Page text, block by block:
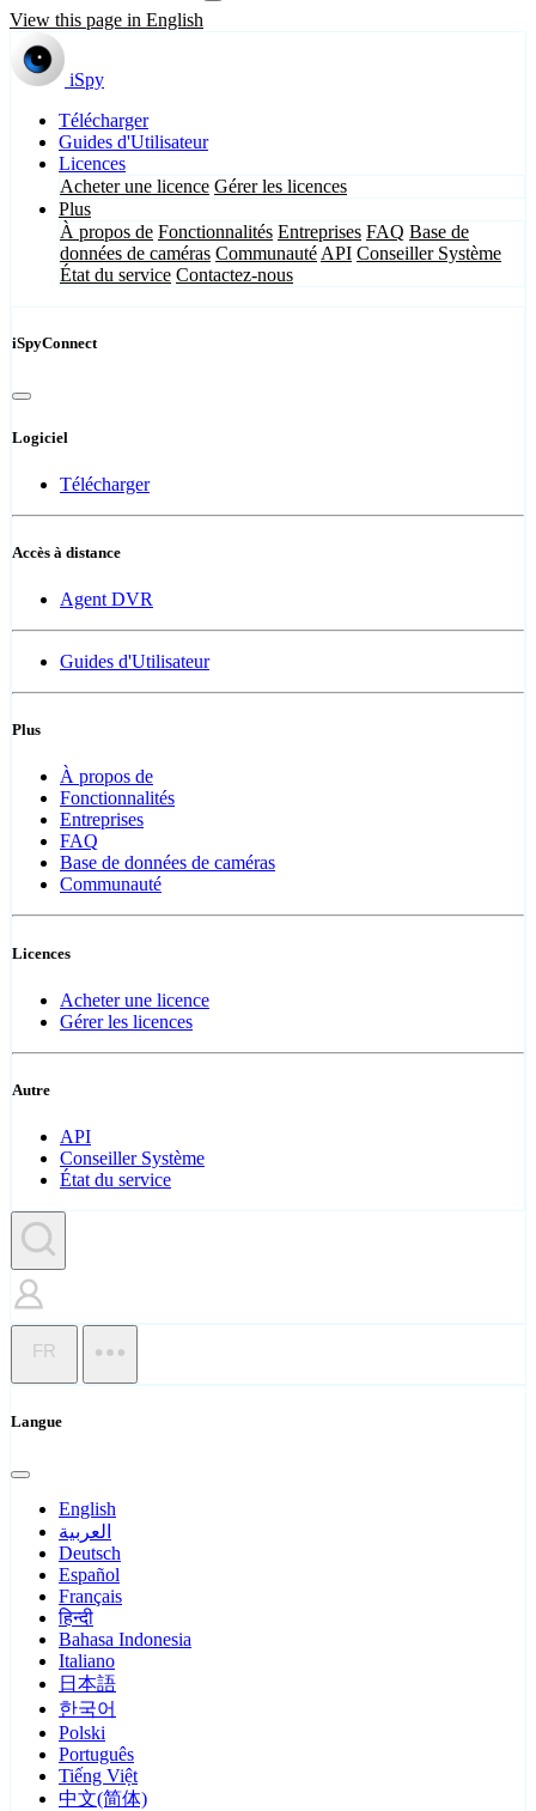
View this page in English
iSpy
Télécharger
Guides d'Utilisateur
Licences
Acheter une licence Gérer les licences
Plus
À propos de Fonctionnalités Entreprises FAQ Base de
données de caméras Communauté API Conseiller Système
État du service Contactez-nous
iSpyConnect
Logiciel
Télécharger
Accès à distance
Agent DVR
Guides d'Utilisateur
Plus
À propos de
Fonctionnalités
Entreprises
FAQ
Base de données de caméras
Communauté
Licences
Acheter une licence
Gérer les licences
Autre
API
Conseiller Système
État du service
FR
Langue
English
العربية
Deutsch
Español
Français
हिन्दी
Bahasa Indonesia
Italiano
日本語
한국어
Polski
Português
Tiếng Việt
中文(简体)